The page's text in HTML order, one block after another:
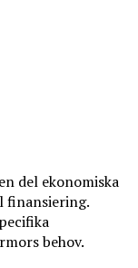
del ekonomiska
finansiering.
behov.